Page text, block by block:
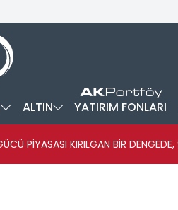
ALTIN YATIRIM FONLARI
PİYASASI KIRILGAN BİR